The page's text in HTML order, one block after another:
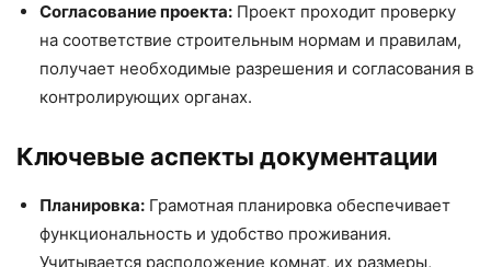
Согласование проекта: Проект проходит проверку
на соответствие строительным нормам и правилам,
получает необходимые разрешения и согласования в
контролирующих органах.
Ключевые аспекты документации
Планировка: Грамотная планировка обеспечивает
функциональность и удобство проживания.
Учитывается расположение комнат, их размеры,